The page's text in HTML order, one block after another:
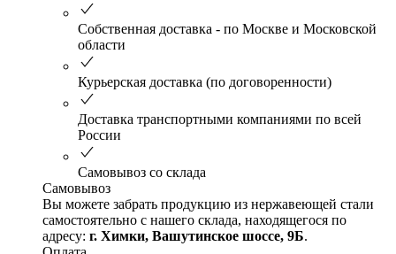
Собственная доставка - по Москве и Московской
области
Курьерская доставка (по договоренности)
Доставка транспортными компаниями по всей
России
Самовывоз со склада
Самовывоз
Вы можете забрать продукцию из нержавеющей стали
самостоятельно с нашего склада, находящегося по
адресу: г. Химки, Вашутинское шоссе, 9Б.